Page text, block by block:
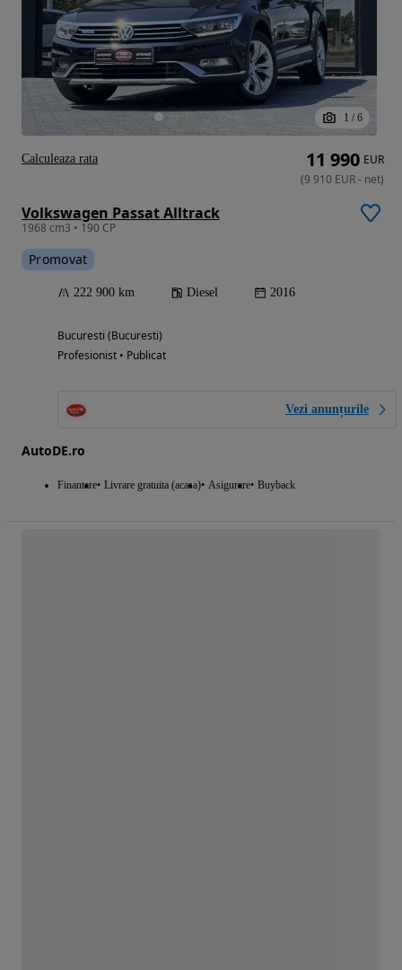
1 / 6
Volkswagen Passat Alltrack
1968 cm3 • 190 CP
Promovat
222 900 km Diesel 2016
Bucuresti (Bucuresti)
Profesionist • Publicat
Vezi anunțurile
AutoDE.ro
Finantare Livrare gratuita (acasa) Asigurare Buyback
11 990 EUR
(9 910 EUR- net)
Calculeaza rata